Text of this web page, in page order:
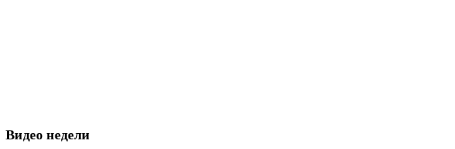
Видео недели